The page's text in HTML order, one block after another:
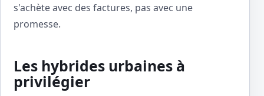
s'achète avec des factures, pas avec une
promesse.
Les hybrides urbaines à
privilégier